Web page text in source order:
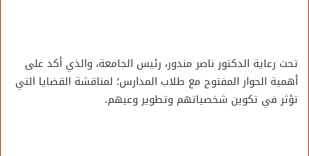
تحت رعاية الدكتور ناصر مندور، رئيس الجامعة، والذي أكد على
أهمية الحوار المفتوح مع طلاب المدارس؛ لمناقشة القضايا التي
تؤثر في تكوين شخصياتهم وتطوير وعيهم.